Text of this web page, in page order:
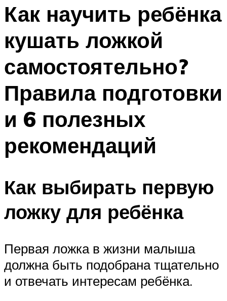
Как научить ребёнка
кушать ложкой
самостоятельно?
Правила подготовки
и 6 полезных
рекомендаций
Как выбирать первую
ложку для ребёнка
Первая ложка в жизни малыша
должна быть подобрана тщательно
и отвечать интересам ребёнка.